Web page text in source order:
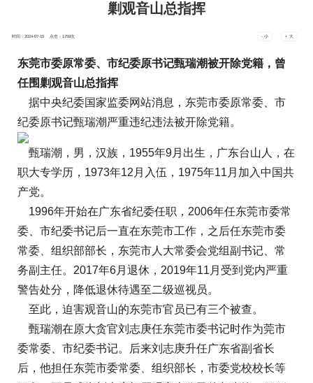
剿观音山总指挥
时间：2024-07-15 点击：1759次 - 小 + 大
东莞市委原常委、市纪委原书记甄瑞潮被开除党籍，曾
任围剿观音山总指挥
据中央纪委国家监委网站消息，东莞市委原常委、市
纪委原书记甄瑞潮严重违纪违法被开除党籍。
甄瑞潮，男，汉族，1955年9月出生，广东台山人，在
职大专学历，1973年12月入伍，1975年11月加入中国共
产党。
1996年开始在广东省纪委任职，2006年任东莞市委常
委、市纪委书记后一直在东莞市工作，之后任东莞市委
常委、组织部部长，东莞市人大常委会党组副书记、常
务副主任。2017年6月退休，2019年11月受到党内严重
警告处分，降低退休待遇至二级巡视员。
至此，迫害观音山的东莞市官员已有三个被查。
甄瑞潮在原大贪官刘志庚任东莞市委书记时作为莞市
委常委、市纪委书记。后来刘志庚升任广东省副省长
后，他担任东莞市委常委、组织部长，市委党校校长等